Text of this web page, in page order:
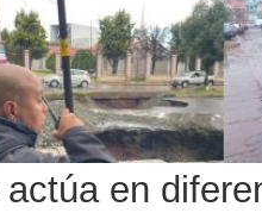
actúa en